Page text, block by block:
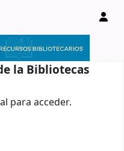
la Bibliotecas
para acceder.